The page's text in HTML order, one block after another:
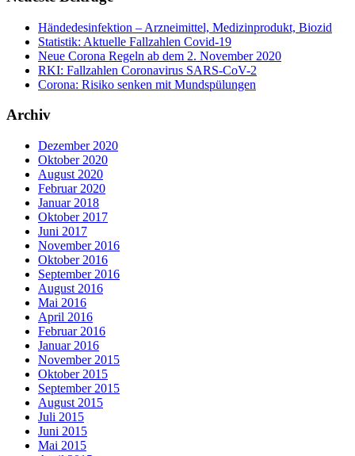
Händedesinfektion – Arzneimittel, Medizinprodukt, Biozid
Statistik: Aktuelle Fallzahlen Covid-19
Neue Corona Regeln ab dem 2. November 2020
RKI: Fallzahlen Coronavirus SARS-CoV-2
Corona: Risiko senken mit Mundspülungen
Archiv
Dezember 2020
Oktober 2020
August 2020
Februar 2020
Januar 2018
Oktober 2017
Juni 2017
November 2016
Oktober 2016
September 2016
August 2016
Mai 2016
April 2016
Februar 2016
Januar 2016
November 2015
Oktober 2015
September 2015
August 2015
Juli 2015
Juni 2015
Mai 2015